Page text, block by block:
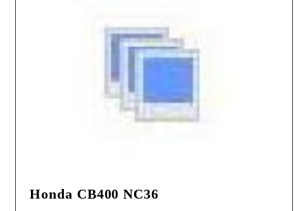
Honda CB400 NC36